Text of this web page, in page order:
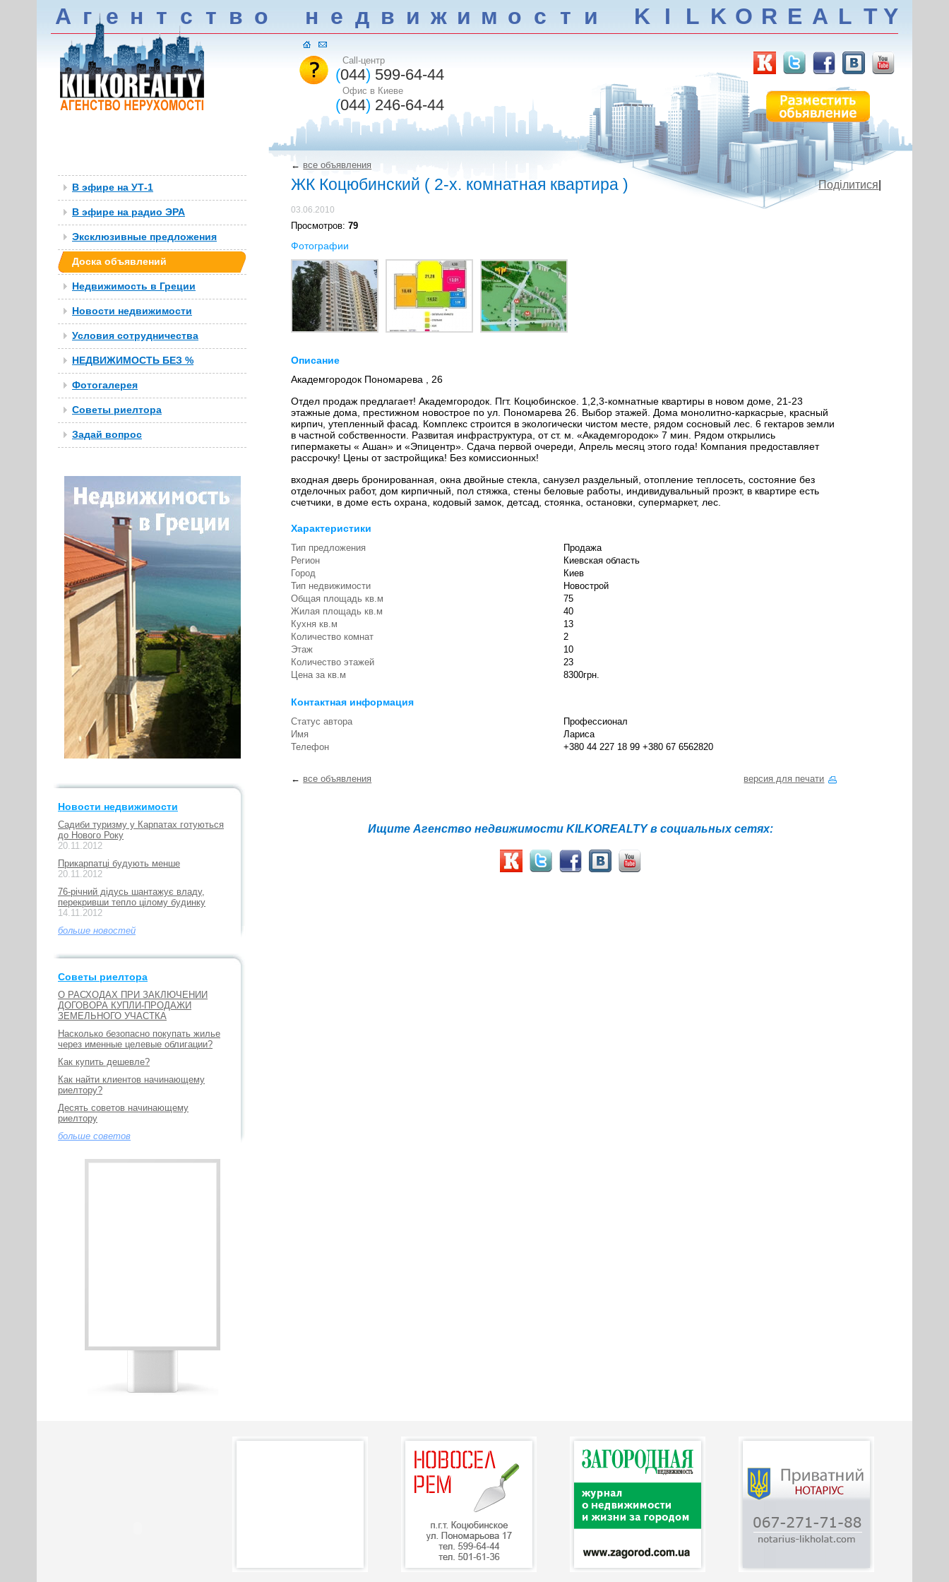
А г е н т c т в о н е д в и ж и м о с т и K I L K O R E A L T Y
Call-центр
(044) 599-64-44
Офис в Киеве
(044) 246-64-44
В эфире на УТ-1
В эфире на радио ЭРА
Эксклюзивные предложения
Доска объявлений
Недвижимость в Греции
Новости недвижимости
Условия сотрудничества
НЕДВИЖИМОСТЬ БЕЗ %
Фотогалерея
Советы риелтора
Задай вопрос
Новости недвижимости
Садиби туризму у Карпатах готуються
до Нового Року
20.11.2012
Прикарпатці будують менше
20.11.2012
76-річний дідусь шантажує владу,
перекривши тепло цілому будинку
14.11.2012
больше новостей
Советы риелтора
О РАСХОДАХ ПРИ ЗАКЛЮЧЕНИИ
ДОГОВОРА КУПЛИ-ПРОДАЖИ
ЗЕМЕЛЬНОГО УЧАСТКА
Насколько безопасно покупать жилье
через именные целевые облигации?
Как купить дешевле?
Как найти клиентов начинающему
риелтору?
Десять советов начинающему
риелтору
больше советов
Поділитися
← все объявления
ЖК Коцюбинский ( 2-х. комнатная квартира )
03.06.2010
Просмотров:79
Фотографии
Описание
Академгородок Пономарева , 26
Отдел продаж предлагает! Академгородок. Пгт. Коцюбинское. 1,2,3-комнатные квартиры в новом доме, 21-23
этажные дома, престижном новострое по ул. Пономарева 26. Выбор этажей. Дома монолитно-каркасрые, красный
кирпич, утепленный фасад. Комплекс строится в экологически чистом месте, рядом сосновый лес. 6 гектаров земли
в частной собственности. Развитая инфраструктура, от ст. м. «Академгородок» 7 мин. Рядом открылись
гипермакеты « Ашан» и «Эпицентр». Сдача первой очереди, Апрель месяц этого года! Компания предоставляет
рассрочку! Цены от застройщика! Без комиссионных!
входная дверь бронированная, окна двойные стекла, санузел раздельный, отопление теплосеть, состояние без
отделочных работ, дом кирпичный, пол стяжка, стены беловые работы, индивидувальный проэкт, в квартире есть
счетчики, в доме есть охрана, кодовый замок, детсад, стоянка, остановки, супермаркет, лес.
Характеристики
Тип предложения
Продажа
Регион
Киевская область
Город
Киев
Тип недвижимости
Новострой
Общая площадь кв.м
75
Жилая площадь кв.м
40
Кухня кв.м
13
Количество комнат
2
Этаж
10
Количество этажей
23
Цена за кв.м
8300грн.
Контактная информация
Статус автора
Профессионал
Имя
Лариса
Телефон
+380 44 227 18 99 +380 67 6562820
← все объявления версия для печати
Ищите Агенство недвижимости KILKOREALTY в социальных сетях: